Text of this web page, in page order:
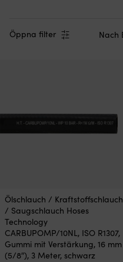
Öppna filter
Ölschlauch / Kraftstoffschlauch
/ Saugschlauch Hoses
Technology
CARBUPOMP/10NL, ISO R1307,
Gummi mit Verstärkung, 16 mm
(5/8″), 3 Meter, schwarz